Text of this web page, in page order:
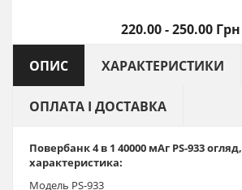
220.00 - 250.00 Грн
ОПИС ХАРАКТЕРИСТИКИ
ОПЛАТА І ДОСТАВКА
Повербанк 4 в 1 40000 мАг PS-933 огляд,
характеристика:
Модель PS-933